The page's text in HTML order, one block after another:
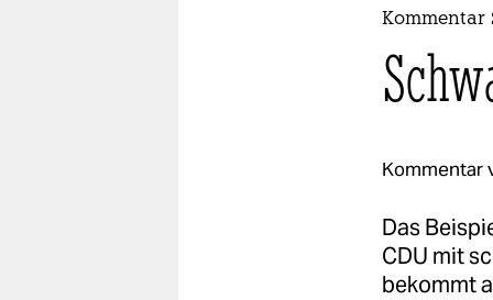
Kommentar
Kommentar
Das
CDU mit
bekommt